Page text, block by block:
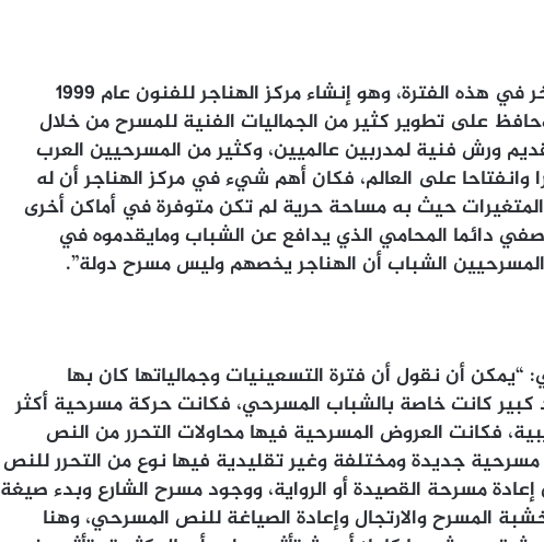
وأضافت: “هناك متغير آخر في هذه الفترة، وهو إنشاء مركز الهناجر للفنون عام 1999
على تطوير كثير من الجماليات الفنية للمسرح من خلال
ورش فنية لمدربين عالميين، وكثير من المسرحيين العرب
وانفتاحا على العالم، فكان أهم شيء في مركز الهناجر أن له
حيث به مساحة حرية لم تكن متوفرة في أماكن أخرى
دائما المحامي الذي يدافع عن الشباب ومايقدموه في
الشباب أن الهناجر يخصهم وليس مسرح دولة”.
أن نقول أن فترة التسعينيات وجمالياتها كان بها
كانت خاصة بالشباب المسرحي، فكانت حركة مسرحية أكثر
فكانت العروض المسرحية فيها محاولات التحرر من النص
جديدة ومختلفة وغير تقليدية فيها نوع من التحرر للنص
مسرحة القصيدة أو الرواية، ووجود مسرح الشارع وبدء صيغة
المسرح والارتجال وإعادة الصياغة للنص المسرحي، وهنا